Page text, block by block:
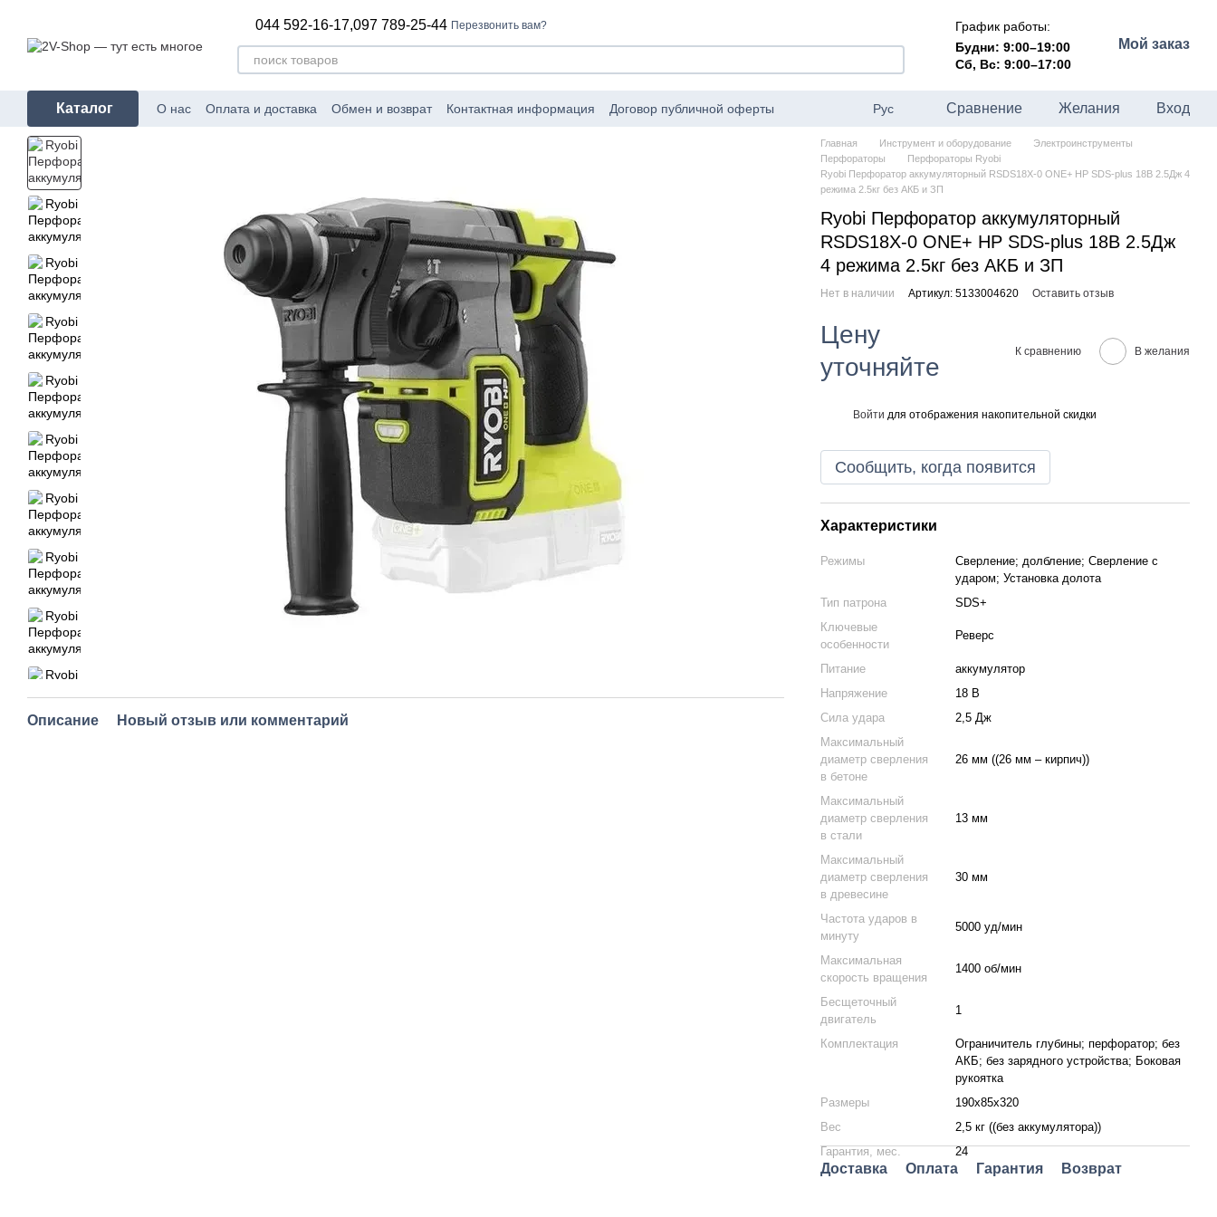
044 592-16-17,097 789-25-44 Перезвонить вам?
График работы:
Будни: 9:00–19:00
Сб, Вс: 9:00–17:00
Мой заказ
Каталог О нас Оплата и доставка Обмен и возврат Контактная информация Договор публичной оферты Рус Сравнение Желания Вход
Описание Новый отзыв или комментарий
Главная Инструмент и оборудование
Электроинструменты
Перфораторы
Перфораторы Ryobi
Ryobi Перфоратор аккумуляторный RSDS18X-0 ONE+ НР SDS-plus 18В 2.5Дж 4
режима 2.5кг без АКБ и ЗП
Ryobi Перфоратор аккумуляторный
RSDS18X-0 ONE+ НР SDS-plus 18В 2.5Дж
4 режима 2.5кг без АКБ и ЗП
Нет в наличии Артикул: 5133004620 Оставить отзыв
Цену
уточняйте
К сравнению В желания
Войти для отображения накопительной скидки
Сообщить, когда появится
Характеристики
Режимы
Сверление; долбление; Сверление с
ударом; Установка долота
Тип патрона
SDS+
Ключевые
особенности
Реверс
Питание
аккумулятор
Напряжение
18 В
Сила удара
2,5 Дж
Максимальный
диаметр сверления
в бетоне
26 мм ((26 мм – кирпич))
Максимальный
диаметр сверления
в стали
13 мм
Максимальный
диаметр сверления
в древесине
30 мм
Частота ударов в
минуту
5000 уд/мин
Максимальная
скорость вращения
1400 об/мин
Бесщеточный
двигатель
1
Комплектация
Ограничитель глубины; перфоратор; без
АКБ; без зарядного устройства; Боковая
рукоятка
Размеры
190х85х320
Вес
2,5 кг ((без аккумулятора))
Гарантия, мес.
24
Доставка Оплата Гарантия Возврат